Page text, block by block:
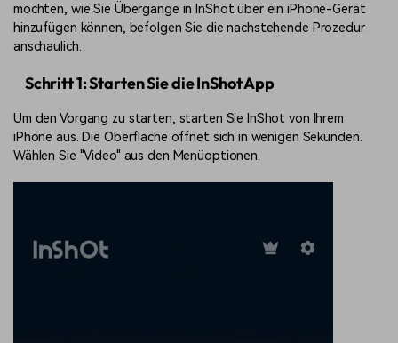
möchten, wie Sie Übergänge in InShot über ein iPhone-Gerät
hinzufügen können, befolgen Sie die nachstehende Prozedur
anschaulich.
Schritt 1: Starten Sie die InShot App
Um den Vorgang zu starten, starten Sie InShot von Ihrem
iPhone aus. Die Oberfläche öffnet sich in wenigen Sekunden.
Wählen Sie "Video" aus den Menüoptionen.